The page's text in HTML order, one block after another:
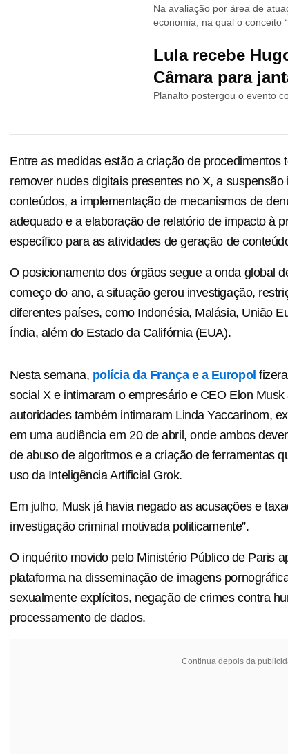
Na avaliação por área de
economia, na qual o conceito
Lula recebe
Câmara para
Planalto postergou o evento
Entre as medidas estão a criação de procedimentos
remover nudes digitais presentes no X, a
conteúdos, a implementação de mecanismos de
adequado e a elaboração de relatório de impacto à
específico para as atividades de geração de
O posicionamento dos órgãos segue a onda global
começo do ano, a situação gerou investigação,
diferentes países, como Indonésia, Malásia, União
Índia, além do Estado da Califórnia (EUA).
Nesta semana, polícia da França e a Europol
social X e intimaram o empresário e CEO Elon
autoridades também intimaram Linda Yaccarinom,
em uma audiência em 20 de abril, onde ambos
de abuso de algoritmos e a criação de ferramentas
uso da Inteligência Artificial Grok.
Em julho, Musk já havia negado as acusações e
investigação criminal motivada politicamente”.
O inquérito movido pelo Ministério Público de Paris
plataforma na disseminação de imagens
sexualmente explícitos, negação de crimes contra
processamento de dados.
Continua depois da